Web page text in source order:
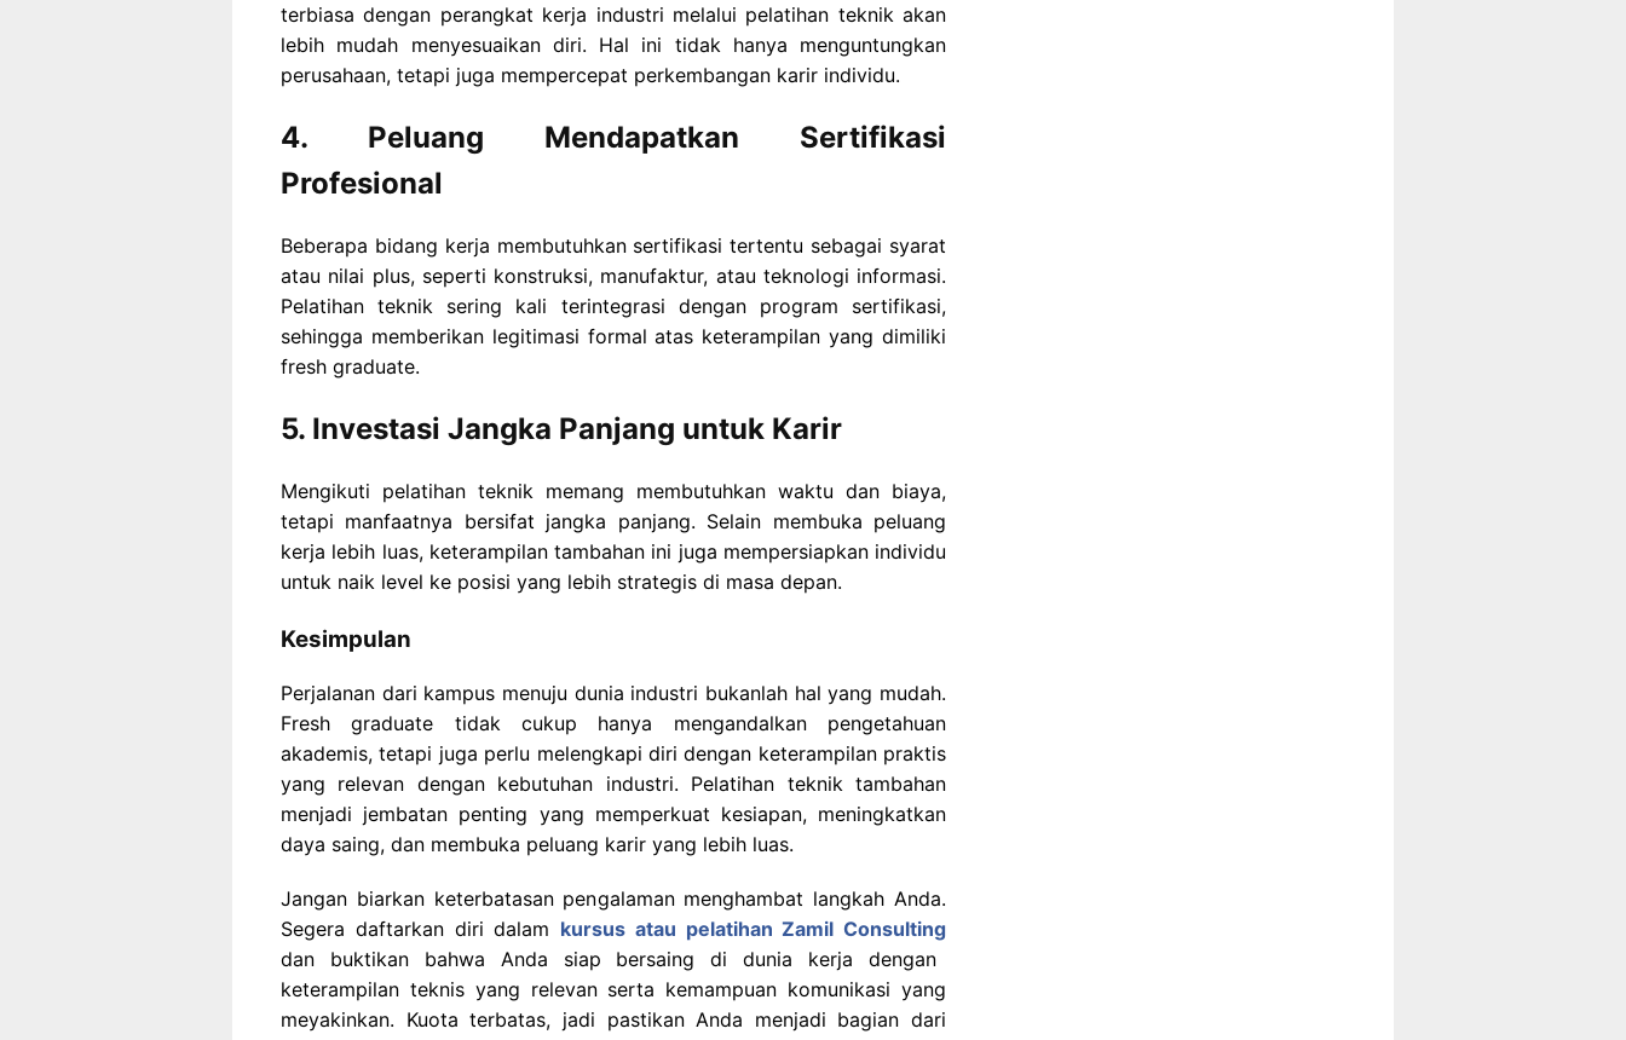
terbiasa dengan perangkat kerja industri melalui pelatihan teknik akan
lebih mudah menyesuaikan diri. Hal ini tidak hanya menguntungkan
perusahaan, tetapi juga mempercepat perkembangan karir individu.
4. Peluang Mendapatkan Sertifikasi
Profesional
Beberapa bidang kerja membutuhkan sertifikasi tertentu sebagai syarat
atau nilai plus, seperti konstruksi, manufaktur, atau teknologi informasi.
Pelatihan teknik sering kali terintegrasi dengan program sertifikasi,
sehingga memberikan legitimasi formal atas keterampilan yang dimiliki
fresh graduate.
5. Investasi Jangka Panjang untuk Karir
Mengikuti pelatihan teknik memang membutuhkan waktu dan biaya,
tetapi manfaatnya bersifat jangka panjang. Selain membuka peluang
kerja lebih luas, keterampilan tambahan ini juga mempersiapkan individu
untuk naik level ke posisi yang lebih strategis di masa depan.
Kesimpulan
Perjalanan dari kampus menuju dunia industri bukanlah hal yang mudah.
Fresh graduate tidak cukup hanya mengandalkan pengetahuan
akademis, tetapi juga perlu melengkapi diri dengan keterampilan praktis
yang relevan dengan kebutuhan industri. Pelatihan teknik tambahan
menjadi jembatan penting yang memperkuat kesiapan, meningkatkan
daya saing, dan membuka peluang karir yang lebih luas.
Jangan biarkan keterbatasan pengalaman menghambat langkah Anda.
Segera daftarkan diri dalam kursus atau pelatihan Zamil Consulting
dan buktikan bahwa Anda siap bersaing di dunia kerja dengan
keterampilan teknis yang relevan serta kemampuan komunikasi yang
meyakinkan. Kuota terbatas, jadi pastikan Anda menjadi bagian dari